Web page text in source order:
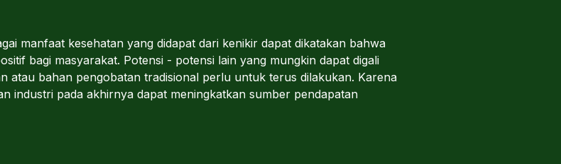
manfaat kesehatan yang didapat dari kenikir dapat dikatakan bahwa
bagi masyarakat. Potensi - potensi lain yang mungkin dapat digali
atau bahan pengobatan tradisional perlu untuk terus dilakukan. Karena
industri pada akhirnya dapat meningkatkan sumber pendapatan